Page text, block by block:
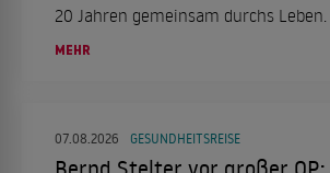
20 Jahren gemeinsam durchs
der Unternehmer, worauf es für ihn
kleine Rolle.
MEHR
07.08.2026 GESUNDHEITSREISE